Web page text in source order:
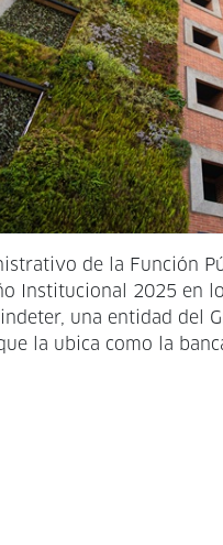
de la Función
Institucional 2025 en
una entidad del
la ubica como la